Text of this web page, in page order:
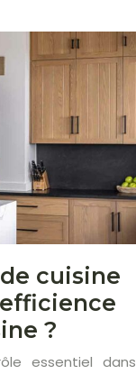
cuisine
?
essentiel dans